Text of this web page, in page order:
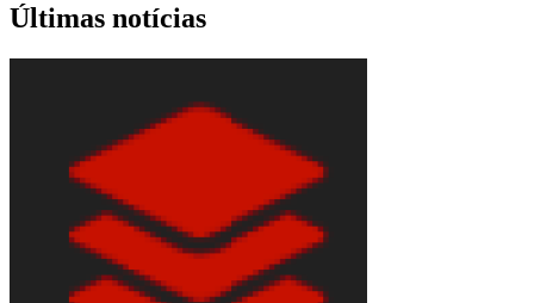
Últimas notícias